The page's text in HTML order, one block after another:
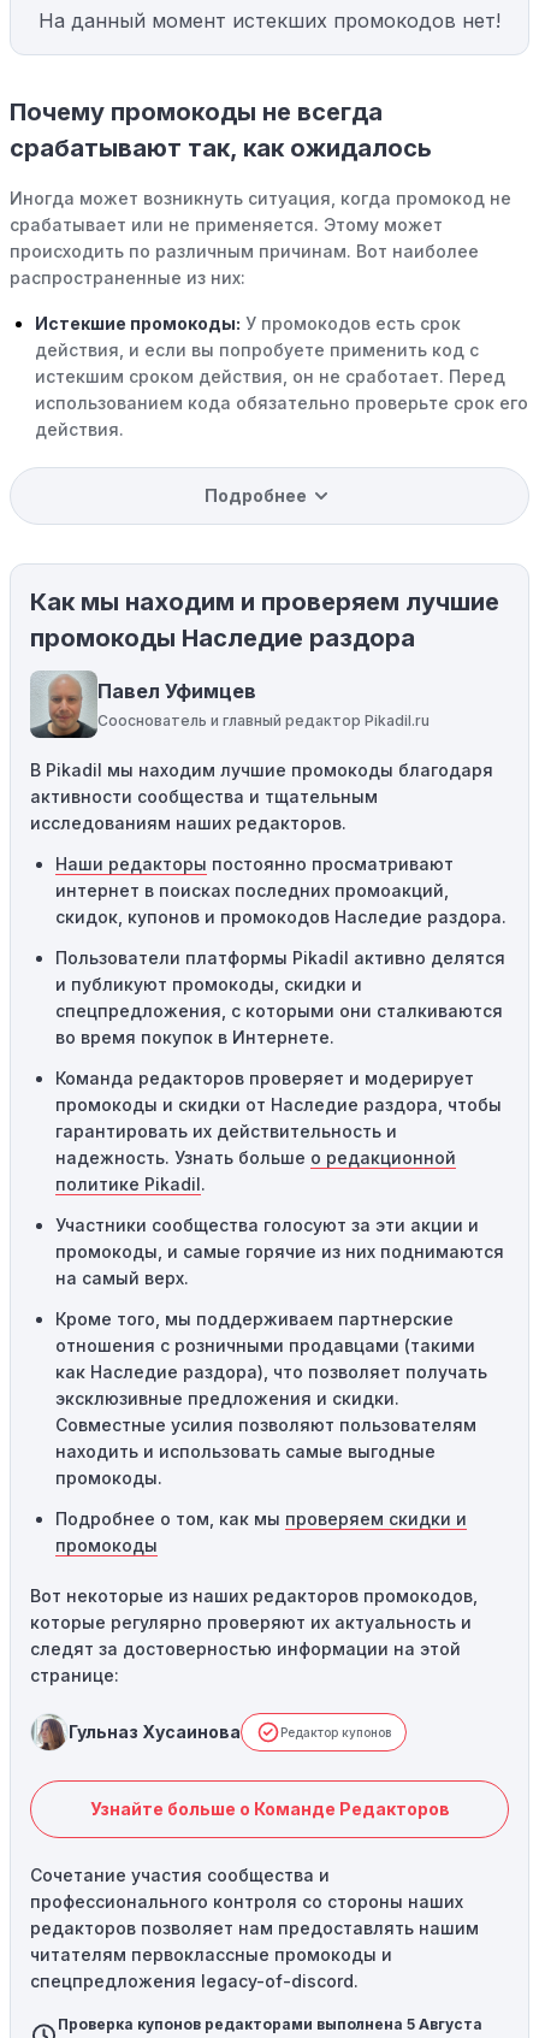
На данный момент истекших промокодов нет!
Почему промокоды не всегда
срабатывают так, как ожидалось
Иногда может возникнуть ситуация, когда промокод не
срабатывает или не применяется. Этому может
происходить по различным причинам. Вот наиболее
распространенные из них:
Истекшие промокоды: У промокодов есть срок
действия, и если вы попробуете применить код с
истекшим сроком действия, он не сработает. Перед
использованием кода обязательно проверьте срок его
действия.
Уже со скидкой:В некоторых случаях интересующий
вас товар может быть уже со скидкой. Некоторые
магазины предлагают скидки и акции напрямую, без
Ограничения на использование промокода:
Некоторые промокоды распространяются только на
определенные товары, бренды или категории. Если вы
пытаетесь применить код к товару, не
соответствующему критериям, он не сработает.
промокоды требуют соблюдения минимального
порога покупки, чтобы получить право на скидку. Если
сумма в корзине не соответствует указанному порогу,
код не сработает.
Географические ограничения:Действие некоторых
промокодов может быть ограничено определенными
местами или регионами. Если вы находитесь за
пределами указанного региона, то код не будет
применяться.
предназначены только для однократного
использования. Если код уже был использован кем-то
другим, он не будет действовать повторно.
Технические сбои:
привести к неработоспособности кодов промокодов. В
таких случаях следует обратиться за помощью в
службу поддержки.
Подробнее
Как мы находим и проверяем лучшие
промокоды Наследие раздора
Павел Уфимцев
Сооснователь и главный редактор Pikadil.ru
В Pikadil мы находим лучшие промокоды благодаря
активности сообщества и тщательным
исследованиям наших редакторов.
Наши редакторы постоянно просматривают
интернет в поисках последних промоакций,
скидок, купонов и промокодов Наследие раздора.
Пользователи платформы Pikadil активно делятся
и публикуют промокоды, скидки и
спецпредложения, с которыми они сталкиваются
во время покупок в Интернете.
Команда редакторов проверяет и модерирует
промокоды и скидки от Наследие раздора, чтобы
гарантировать их действительность и
надежность. Узнать больше о редакционной
политике Pikadil.
Участники сообщества голосуют за эти акции и
промокоды, и самые горячие из них поднимаются
на самый верх.
Кроме того, мы поддерживаем партнерские
отношения с розничными продавцами (такими
как Наследие раздора), что позволяет получать
эксклюзивные предложения и скидки.
Совместные усилия позволяют пользователям
находить и использовать самые выгодные
промокоды.
Подробнее о том, как мы проверяем скидки и
промокоды
Вот некоторые из наших редакторов промокодов,
которые регулярно проверяют их актуальность и
следят за достоверностью информации на этой
странице:
Гульназ Хусаинова Редактор купонов
Узнайте больше о Команде Редакторов
Сочетание участия сообщества и
профессионального контроля со стороны наших
редакторов позволяет нам предоставлять нашим
читателям первоклассные промокоды и
спецпредложения legacy-of-discord.
Проверка купонов редакторами выполнена 5 Августа